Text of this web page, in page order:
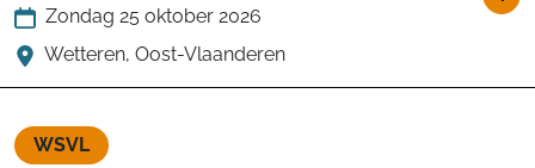
Zondag 25 oktober 2026
Wetteren, Oost-Vlaanderen
WSVL